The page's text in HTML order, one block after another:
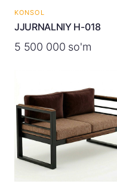
KONSOL
JJURNALNIY H-018
5 500 000 so'm